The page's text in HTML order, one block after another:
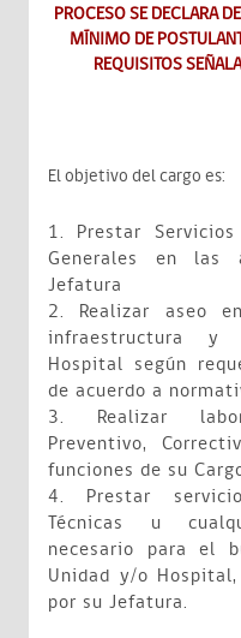
PROCESO SE DECLARA
MÍNIMO DE
REQUISITOS
El objetivo del cargo es:
1. Prestar
Generales en las
Jefatura
2. Realizar aseo
infraestructura y
Hospital según
de acuerdo a
3. Realizar
Preventivo,
funciones de su
4. Prestar
Técnicas u
necesario para el
Unidad y/o
por su Jefatura.